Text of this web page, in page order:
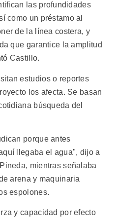
las profundidades
como un préstamo al
de la línea costera, y
que garantice la amplitud
Castillo.
estudios o reportes
los afecta. Se basan
búsqueda del
porque antes
llegaba el agua", dijo a
mientras señalaba
arena y maquinaria
espolones.
y capacidad por efecto